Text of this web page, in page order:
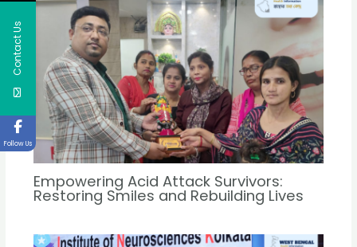
Empowering Acid Attack Survivors:
Restoring Smiles and Rebuilding Lives
Contact Us
Follow Us